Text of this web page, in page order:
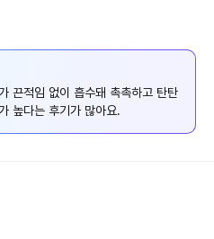
끈적임 없이 흡수돼 촉촉하고 탄탄
높다는 후기가 많아요.